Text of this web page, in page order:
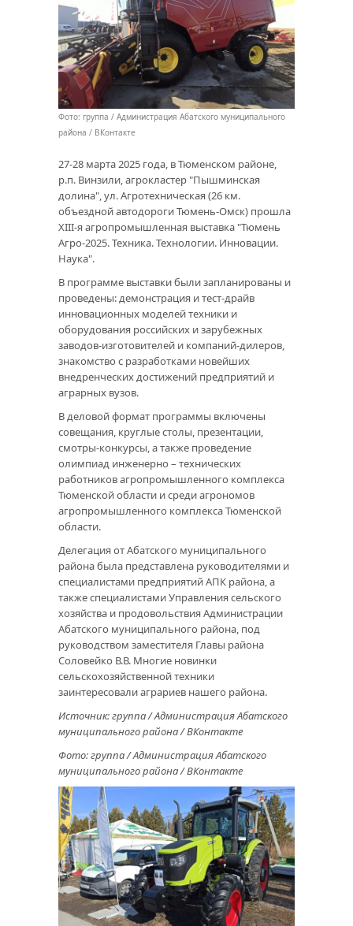
Фото: группа / Администрация Абатского муниципального
района / ВКонтакте
27-28 марта 2025 года, в Тюменском районе,
р.п. Винзили, агрокластер "Пышминская
долина", ул. Агротехническая (26 км.
объездной автодороги Тюмень-Омск) прошла
XIII-я агропромышленная выставка "Тюмень
Агро-2025. Техника. Технологии. Инновации.
Наука".
В программе выставки были запланированы и
проведены: демонстрация и тест-драйв
инновационных моделей техники и
оборудования российских и зарубежных
заводов-изготовителей и компаний-дилеров,
знакомство с разработками новейших
внедренческих достижений предприятий и
аграрных вузов.
В деловой формат программы включены
совещания, круглые столы, презентации,
смотры-конкурсы, а также проведение
олимпиад инженерно – технических
работников агропромышленного комплекса
Тюменской области и среди агрономов
агропромышленного комплекса Тюменской
области.
Делегация от Абатского муниципального
района была представлена руководителями и
специалистами предприятий АПК района, а
также специалистами Управления сельского
хозяйства и продовольствия Администрации
Абатского муниципального района, под
руководством заместителя Главы района
Соловейко В.В. Многие новинки
сельскохозяйственной техники
заинтересовали аграриев нашего района.
Источник: группа / Администрация Абатского
муниципального района / ВКонтакте
Фото: группа / Администрация Абатского
муниципального района / ВКонтакте